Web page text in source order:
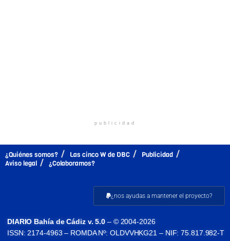
publicidad
¿Quiénes somos? Las cinco W de DBC
Publicidad
Aviso legal
¿Colaboramos?
¿nos ayudas a mantener el proyecto?
DIARIO Bahía de Cádiz v. 5.0 – © 2004-2026
ISSN: 2174-4963 – ROMDA Nº: OLDVVHKG21 – NIF: 75.817.982-T